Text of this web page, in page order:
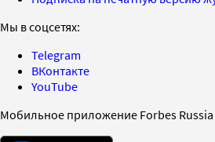
Мы в соцсетях:
Telegram
ВКонтакте
YouTube
Мобильное приложение Forbes